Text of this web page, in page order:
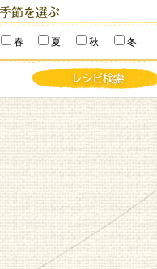
春 夏 秋 冬